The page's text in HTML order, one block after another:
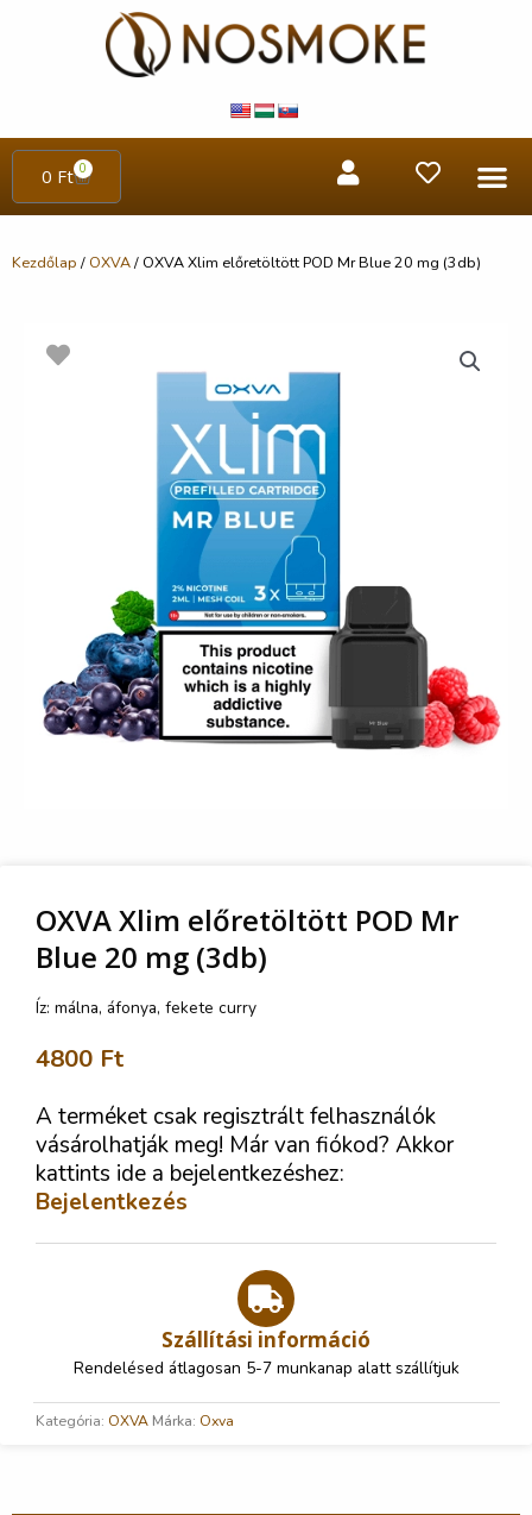
0 Ft 0
Kezdőlap / OXVA/ OXVA Xlim előretöltött POD Mr Blue 20 mg (3db)
OXVA Xlim előretöltött POD Mr
Blue 20 mg (3db)
Íz: málna, áfonya, fekete curry
4800 Ft
A terméket csak regisztrált felhasználók
vásárolhatják meg! Már van fiókod? Akkor
kattints ide a bejelentkezéshez:
Bejelentkezés
Szállítási információ
Rendelésed átlagosan 5-7 munkanap alatt szállítjuk
Kategória: OXVA Márka: Oxva